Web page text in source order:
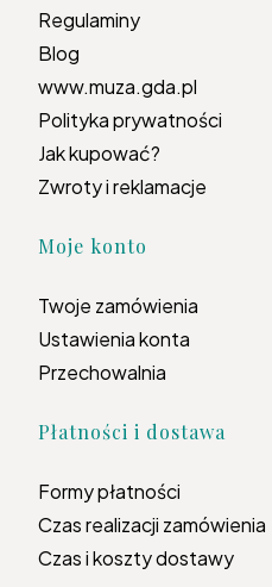
Regulaminy
Blog
www.muza.gda.pl
Polityka prywatności
Jak kupować?
Zwroty i reklamacje
Moje konto
Twoje zamówienia
Ustawienia konta
Przechowalnia
Płatności i dostawa
Formy płatności
Czas realizacji zamówienia
Czas i koszty dostawy